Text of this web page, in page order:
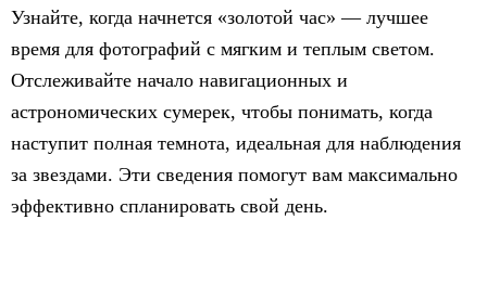
Узнайте, когда начнется «золотой час» — лучшее
время для фотографий с мягким и теплым светом.
Отслеживайте начало навигационных и
астрономических сумерек, чтобы понимать, когда
наступит полная темнота, идеальная для наблюдения
за звездами. Эти сведения помогут вам максимально
эффективно спланировать свой день.